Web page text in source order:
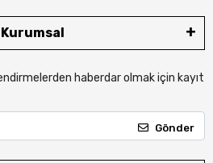
Kurumsal
haberdar olmak için kayıt
Gönder